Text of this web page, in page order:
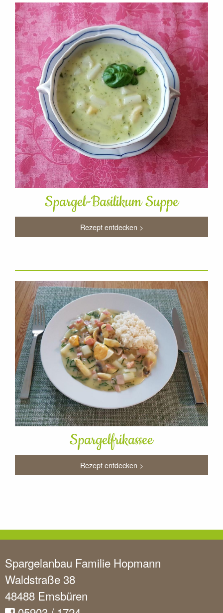
Spargel-Basilikum Suppe
Rezept entdecken >
Spargelfrikassee
Rezept entdecken >
Spargelanbau Familie Hopmann
Waldstraße 38
48488 Emsbüren